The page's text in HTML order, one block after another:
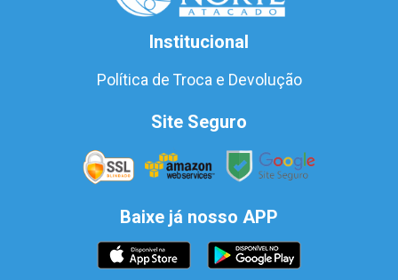
Institucional
Política de Troca e Devolução
Site Seguro
Baixe já nosso APP